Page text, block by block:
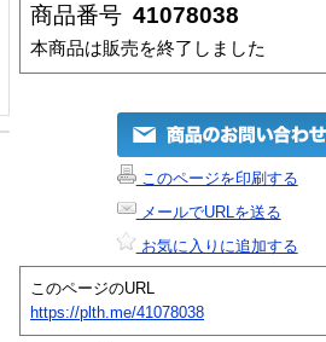
商品番号 41078038
本商品は販売を終了しました
このページを印刷する
メールでURLを送る
お気に入りに追加する
このページのURL
https://plth.me/41078038